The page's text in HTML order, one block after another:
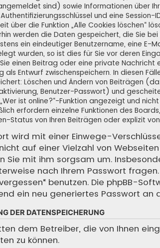
sind) sowie Informationen über
Authentifizierungsschlüssel und eine
über die Funktion „Alle Cookies löschen“
werden die Daten gespeichert, die Sie
ein eindeutiger Benutzername, eine E-
wurden, so ist dies für Sie vor deren
einen Beitrag oder eine private
als Entwurf zwischenspeichern. In diesen
Löschen und Ändern von Beiträgen
Benutzer-Passwort) und
ist online?“-Funktion angezeigt und
erfordern einzelne Funktionen des
Status von Ihren Beiträgen oder explizit
wird mit einer Einwege-
auf einer Vielzahl von
Sie mit ihm sorgsam um.
nach Ihrem Passwort fragen.
benutzen. Die phpBB-
ein neu generiertes Passwort
DER DATENSPEICHERUNG
dem Betreiber, die von Ihnen
zu können.